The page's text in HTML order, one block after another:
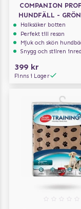
COMPANION
HUNDFÄLL -
MED TASSAR
Halksäker botten
Perfekt till resan
Mjuk och skön
Snygg och stilren
399 kr
Finns i Lager